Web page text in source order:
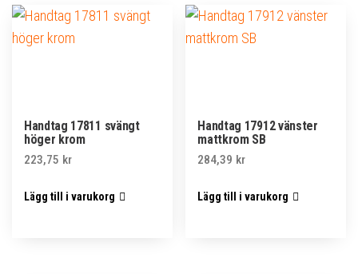
Handtag 17811 svängt
höger krom
223,75 kr
Lägg till i varukorg
Handtag 17912 vänster
mattkrom SB
284,39 kr
Lägg till i varukorg